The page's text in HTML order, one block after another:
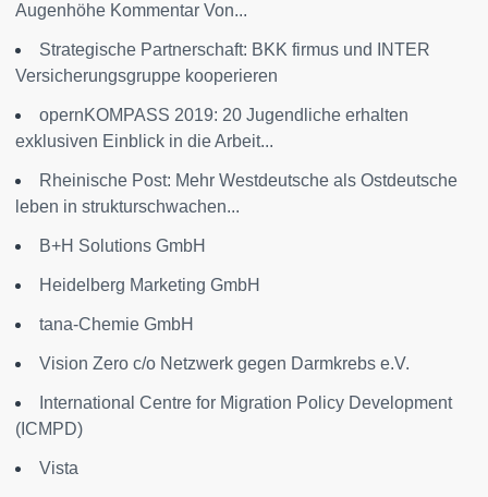
Augenhöhe Kommentar Von...
Strategische Partnerschaft: BKK firmus und INTER
Versicherungsgruppe kooperieren
opernKOMPASS 2019: 20 Jugendliche erhalten
exklusiven Einblick in die Arbeit...
Rheinische Post: Mehr Westdeutsche als Ostdeutsche
leben in strukturschwachen...
B+H Solutions GmbH
Heidelberg Marketing GmbH
tana-Chemie GmbH
Vision Zero c/o Netzwerk gegen Darmkrebs e.V.
International Centre for Migration Policy Development
(ICMPD)
Vista